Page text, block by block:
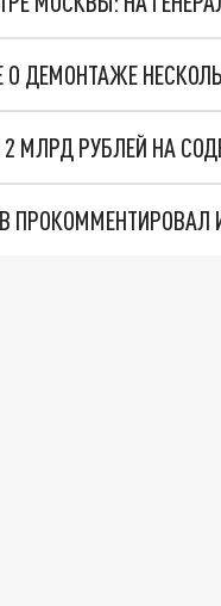
ДЕМОНТАЖЕ
МЛРД РУБЛЕЙ НА